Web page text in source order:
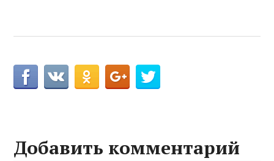
Добавить комментарий